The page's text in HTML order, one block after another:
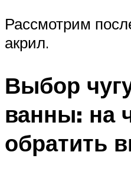
Рассмотрим
акрил.
Выбор
ванны: на
обратить